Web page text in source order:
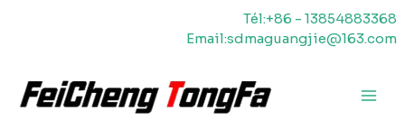
Tél:+86 - 13854883368
Email:sdmaguangjie@163.com